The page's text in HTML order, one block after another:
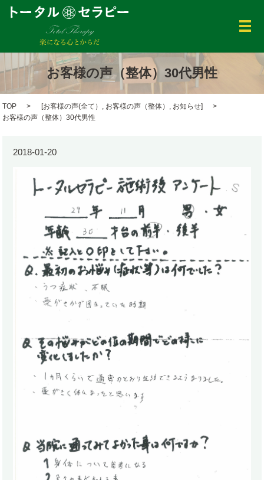
メ
お客様の声（整体）30代男性
TOP [お客様の声(全て） お客様の声（整体） お知らせ]
お客様の声（整体）30代男性
2018-01-20